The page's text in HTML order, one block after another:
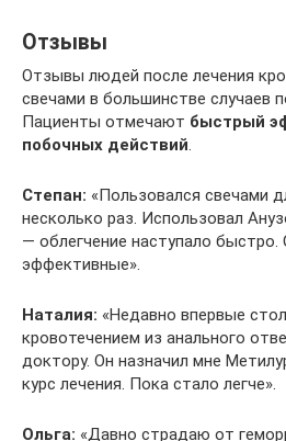
Отзывы
Отзывы людей после лечения
свечами в большинстве случаев
Пациенты отмечают быстрый
побочных действий
Степан: «Пользовался свечами
несколько раз. Использовал
— облегчение наступало быстро.
эффективные».
Наталия: «Недавно впервые
кровотечением из анального
доктору. Он назначил мне
курс лечения. Пока стало легче».
Ольга: «Давно страдаю от